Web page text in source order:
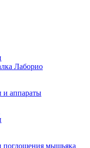
Лаборио
и аппараты
поглощения мышьяка